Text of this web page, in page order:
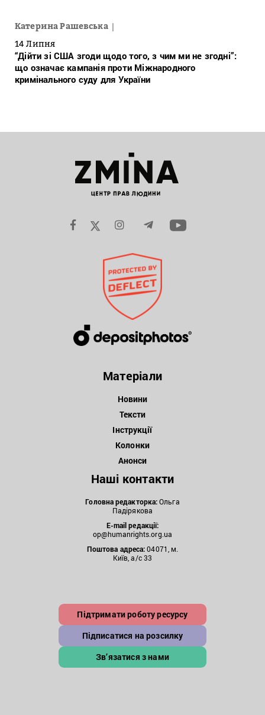
Катерина Рашевська
14 Липня
“Дійти зі США згоди щодо того, з чим ми не згодні”:
що означає кампанія проти Міжнародного
кримінального суду для України
Матеріали
Новини
Тексти
Інструкції
Колонки
Анонси
Наші контакти
Головна редакторка:Ольга
Падірякова
E-mail редакції:
op@humanrights.org.ua
Поштова адреса:04071, м.
Київ, а/с 33
Підтримати роботу ресурсу
Підписатися на розсилку
Зв’язатися з нами